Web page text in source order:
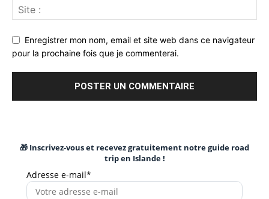
Enregistrer mon nom, email et site web dans ce navigateur
pour la prochaine fois que je commenterai.
🎁 Inscrivez-vous et recevez gratuitement notre guide road
trip en Islande !
Adresse e-mail*